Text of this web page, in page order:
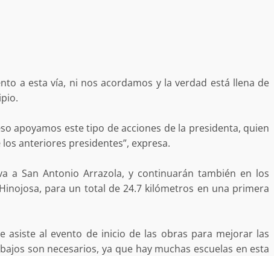
a esta vía, ni nos acordamos y la verdad está llena de
apoyamos este tipo de acciones de la presidenta, quien
anteriores presidentes”, expresa.
a San Antonio Arrazola, y continuarán también en los
para un total de 24.7 kilómetros en una primera
asiste al evento de inicio de las obras para mejorar las
son necesarios, ya que hay muchas escuelas en esta
Pedro
en Baja
Ciudad Salud: justicia social para
Oaxaca